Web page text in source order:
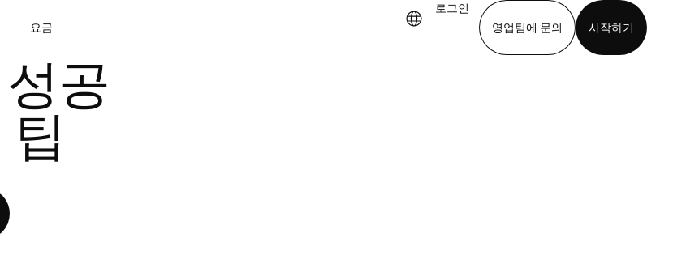
요금
로그인
영업팀에 문의
시작하기
공